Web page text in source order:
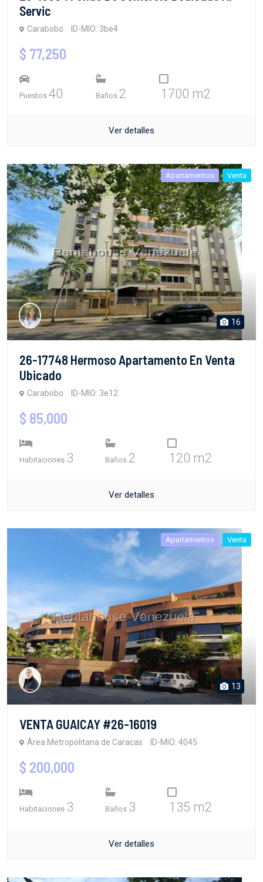
Servic
Carabobo ID-MIO: 3be4
$ 77,250
Puestos 40 Baños 2 1700 m2
Ver detalles
Apartamentos Venta
16
26-17748 Hermoso Apartamento En Venta
Ubicado
Carabobo ID-MIO: 3e12
$ 85,000
Habitaciones 3 Baños 2 120 m2
Ver detalles
Apartamentos Venta
13
VENTA GUAICAY #26-16019
Área Metropolitana de Caracas ID-MIO: 4045
$ 200,000
Habitaciones 3 Baños 3 135 m2
Ver detalles